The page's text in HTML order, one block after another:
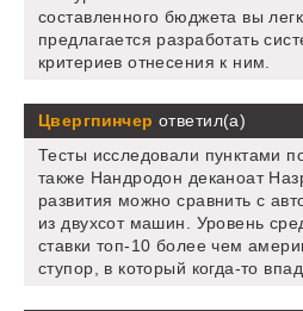
составленного бюджета вы
предлагается разработать
критериев отнесения к ним.
Цвергпинчер ответил(а)
Тесты исследовали пунктами
также Нандродон деканоат
развития можно сравнить с
из двухсот машин. Уровень
ставки топ-10 более чем
ступор, в который когда-то